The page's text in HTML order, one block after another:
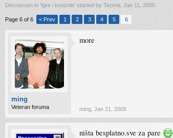
Discussion in 'Igre i konzole' started by Teoma Jan 11, 2005
Page 6 of 6 < Prev 1 2 3 4 5 6
ming
Veteran foruma
more
ming Jan 21, 2005
ništa besplatno.sve za pare